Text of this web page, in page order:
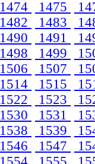
1474 1475
1482 1483
1490 1491
1498 1499
1506 1507
1514 1515
1522 1523
1530 1531
1538 1539
1546 1547